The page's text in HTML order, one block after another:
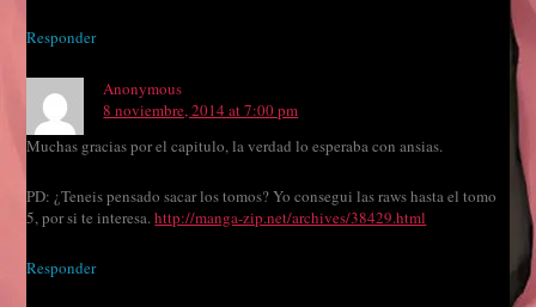
Responder
Anonymous
8 noviembre, 2014 at 7:00 pm
Muchas gracias por el capitulo, la verdad lo esperaba con ansias.
PD: ¿Teneis pensado sacar los tomos? Yo consegui las raws hasta el tomo
5, por si te interesa.http://manga-zip.net/archives/38429.html
Responder